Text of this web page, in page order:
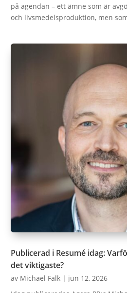
på agendan – ett ämne som är
och livsmedelsproduktion, men
Publicerad i Resumé idag:
det viktigaste?
av Michael Falk | jun 12, 2026